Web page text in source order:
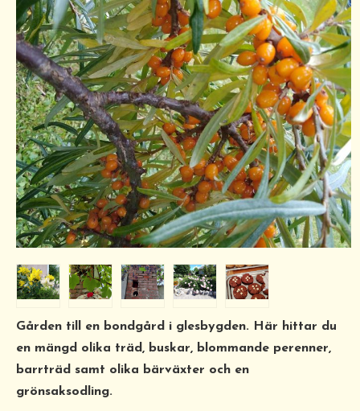
Gården till en bondgård i glesbygden. Här hittar du
en mängd olika träd, buskar, blommande perenner,
barrträd samt olika bärväxter och en
grönsaksodling.